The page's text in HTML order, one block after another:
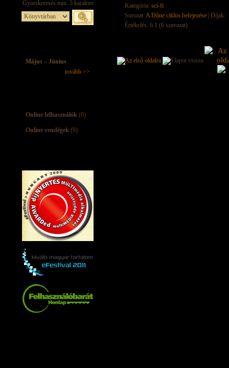
Május – Június
tovább >>
Online felhasználók (0)
Online vendégek (9)
Kategória: sci-fi
Sorozat: A Dűne ciklus befejezése | Díjak:
Értékelés: 6.1 (6 szavazat)